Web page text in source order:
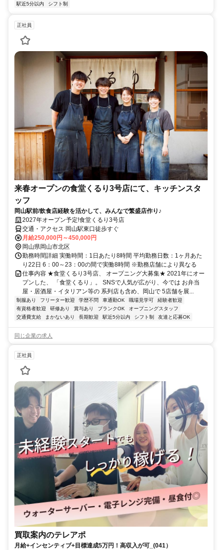
駅近5分以内 シフト制
正社員
来春オープンの食堂くるり3号店にて、キッチンスタ
ッフ
岡山駅前/飲食店経験を活かして、みんなで繁盛店作り♪
2027年オープン予定!食堂くるり3号店
交通・アクセス 岡山駅東口徒歩すぐ
月給250,000円～450,000円
岡山県岡山市北区
勤務時間詳細 実働時間：1日あたり8時間 平均勤務日数：1ヶ月あた
り22日 6：00～23：00の間で実働8時間 ※勤務店舗により異なる
仕事内容 ★食堂くるり3号店、 オープニング大募集★ 2021年にオー
プンした、 「食堂くるり」。 SNSで人気が広がり、今では お弁当
屋・居酒屋・イタリアン等の 系列店も含め、岡山で 5店舗を展...
制服あり フリーター歓迎 学歴不問 車通勤OK 職場見学可
経験者歓迎
有資格者歓迎
研修あり 賞与あり ブランクOK
オープニングスタッフ
交通費支給
まかないあり 長期歓迎 駅近5分以内 シフト制 友達と応募OK
同じ企業の求人
正社員
買取案内のテレアポ
月給+インセンティブ+目標達成5万円！高収入が可_(041）